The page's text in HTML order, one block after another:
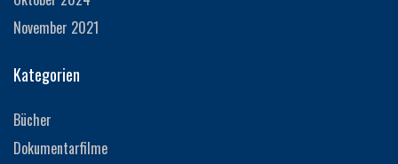
November 2021
Kategorien
Bücher
Dokumentarfilme